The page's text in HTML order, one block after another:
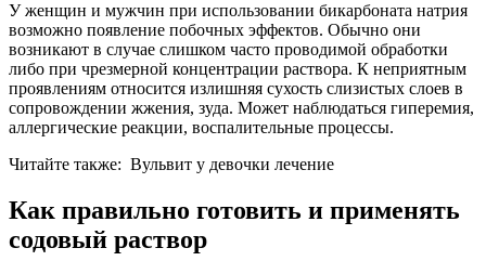
У женщин и мужчин при использовании бикарбоната натрия
возможно появление побочных эффектов. Обычно они
возникают в случае слишком часто проводимой обработки
либо при чрезмерной концентрации раствора. К неприятным
проявлениям относится излишняя сухость слизистых слоев в
сопровождении жжения, зуда. Может наблюдаться гиперемия,
аллергические реакции, воспалительные процессы.
Читайте также: Вульвит у девочки лечение
Как правильно готовить и применять
содовый раствор